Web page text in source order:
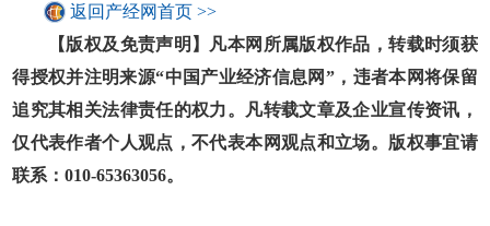
返回产经网首页 >>
【版权及免责声明】凡本网所属版权作品，转载时须获
得授权并注明来源“中国产业经济信息网”，违者本网将保留
追究其相关法律责任的权力。凡转载文章及企业宣传资讯，
仅代表作者个人观点，不代表本网观点和立场。版权事宜请
联系：010-65363056。